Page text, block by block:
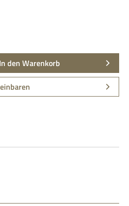
Wert ein
In den Warenkorb